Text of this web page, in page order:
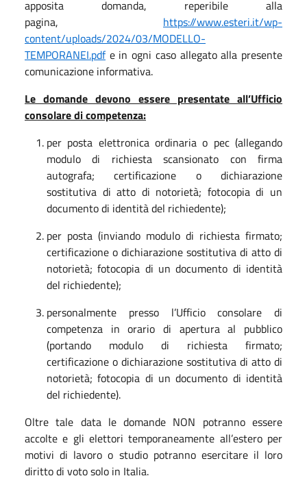
apposita domanda, reperibile alla
pagina, https://www.esteri.it/wp-
content/uploads/2024/03/MODELLO-
TEMPORANEI.pdfe in ogni caso allegato alla presente
comunicazione informativa.
Le domande devono essere presentate all’Ufficio
consolare di competenza:
per posta elettronica ordinaria o pec (allegando
modulo di richiesta scansionato con firma
autografa; certificazione o dichiarazione
sostitutiva di atto di notorietà; fotocopia di un
documento di identità del richiedente);
per posta (inviando modulo di richiesta firmato;
certificazione o dichiarazione sostitutiva di atto di
notorietà; fotocopia di un documento di identità
del richiedente);
personalmente presso l’Ufficio consolare di
competenza in orario di apertura al pubblico
(portando modulo di richiesta firmato;
certificazione o dichiarazione sostitutiva di atto di
notorietà; fotocopia di un documento di identità
del richiedente).
Oltre tale data le domande NON potranno essere
accolte e gli elettori temporaneamente all’estero per
motivi di lavoro o studio potranno esercitare il loro
diritto di voto solo in Italia.